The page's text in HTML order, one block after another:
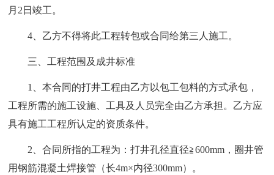
月2日竣工。
4、乙方不得将此工程转包或合同给第三人施工。
三、工程范围及成井标准
1、本合同的打井工程由乙方以包工包料的方式承包，
工程所需的施工设施、工具及人员完全由乙方承担。乙方应
具有施工工程所认定的资质条件。
2、合同所指的工程为：打井孔径直径≧600mm，圈井管
用钢筋混凝土焊接管（长4m×内径300mm）。